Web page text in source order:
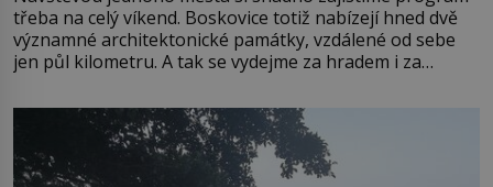
třeba na celý víkend. Boskovice totiž nabízejí hned dvě
významné architektonické památky, vzdálené od sebe
jen půl kilometru. A tak se vydejme za hradem i za
Boskovice na okraji Drahanské vrchoviny vznikla někdy
ve13. století, a už v roce 1313 kronikáři zaznamenali